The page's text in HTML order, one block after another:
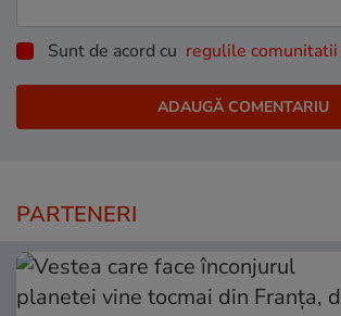
Sunt de acord cu regulile comunitatii
PARTENERI